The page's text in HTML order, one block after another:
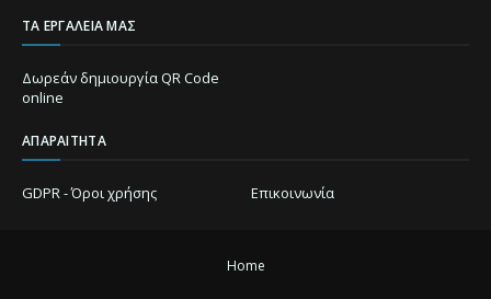
ΤΑ ΕΡΓΑΛΕΊΑ ΜΑΣ
Δωρεάν δημιουργία QR Code
online
ΑΠΑΡΑΊΤΗΤΑ
GDPR - Όροι χρήσης Επικοινωνία
Home